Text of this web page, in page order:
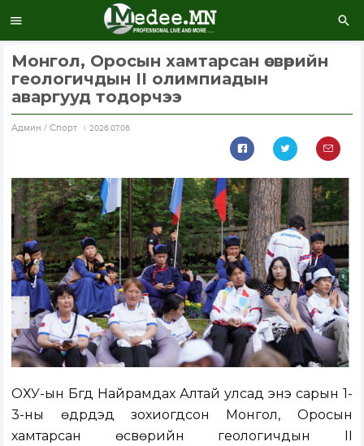
Монгол, Оросын хамтарсан өсвөрийн
геологичдын II олимпиадын
аваргууд тодорчээ
Aдмин / Спорт 2026.07.06
ОХУ-ын Бүгд Найрамдах Алтай улсад энэ сарын 1-
3-ны өдрүүдэд зохиогдсон Монгол, Оросын
хамтарсан өсвөрийн геологичдын II